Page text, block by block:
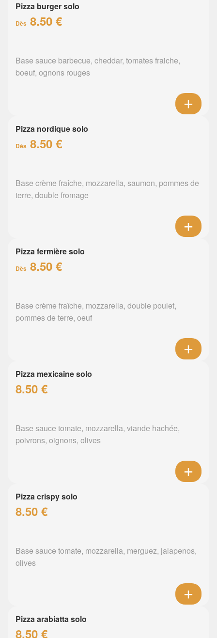
Pizza burger solo
Dès 8.50 €
Base sauce barbecue, cheddar, tomates fraiche,
boeuf, ognons rouges
Pizza nordique solo
Dès 8.50 €
Base crème fraîche, mozzarella, saumon, pommes de
terre, double fromage
Pizza fermière solo
Dès 8.50 €
Base crème fraîche, mozzarella, double poulet,
pommes de terre, oeuf
Pizza mexicaine solo
8.50 €
Base sauce tomate, mozzarella, viande hachée,
poivrons, oignons, olives
Pizza crispy solo
8.50 €
Base sauce tomate, mozzarella, merguez, jalapenos,
olives
Pizza arabiatta solo
8.50 €